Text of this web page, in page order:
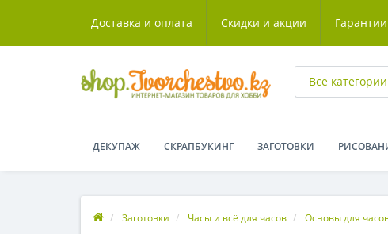
Доставка и оплата Скидки и акции Гарантии
Все категории
ДЕКУПАЖ СКРАПБУКИНГ ЗАГОТОВКИ
Заготовки Часы и всё для часов Основы для